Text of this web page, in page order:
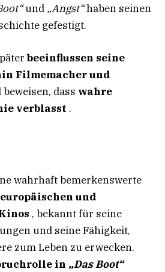
und „Angst“haben seinen
gefestigt.
beeinflussen seine
Filmemacher und
dass wahre
verblasst .
wahrhaft bemerkenswerte
europäischen und
, bekannt für seine
und seine Fähigkeit,
zum Leben zu erwecken.
in „Das Boot“